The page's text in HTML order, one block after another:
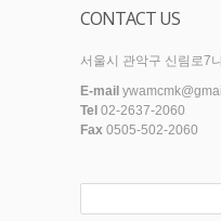
CONTACT US
서울시 관악구 신림로7
E-mail
Tel 02-2637-2060
Fax 0505-502-2060